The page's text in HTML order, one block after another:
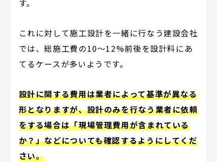
す。
これに対して施工設計を一緒に行なう建設会社
では、総施工費の10～12%前後を設計料にあ
てるケースが多いようです。
設計に関する費用は業者によって基準が異なる
形となりますが、設計のみを行なう業者に依頼
をする場合は「現場管理費用が含まれている
か？」などについても確認するようにしてくだ
さい。